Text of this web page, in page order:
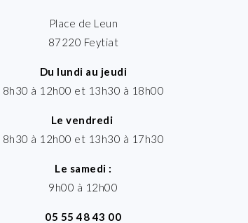
Place de Leun
87220 Feytiat
Du lundi au jeudi
8h30 à 12h00 et 13h30 à 18h00
Le vendredi
8h30 à 12h00 et 13h30 à 17h30
Le samedi :
9h00 à 12h00
05 55 48 43 00